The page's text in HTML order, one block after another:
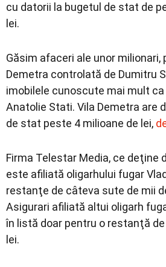
cu datorii la bugetul de stat de
lei.
Găsim afaceri ale unor milionari,
Demetra controlată de Dumitru
imobilele cunoscute mai mult
Anatolie Stati. Vila Demetra are
de stat peste 4 milioane de lei,
Firma Telestar Media, ce deţine
este afiliată oligarhului fugar
restanţe de câteva sute de mii
Asigurari afiliată altui oligarh
în listă doar pentru o restanţă
lei.